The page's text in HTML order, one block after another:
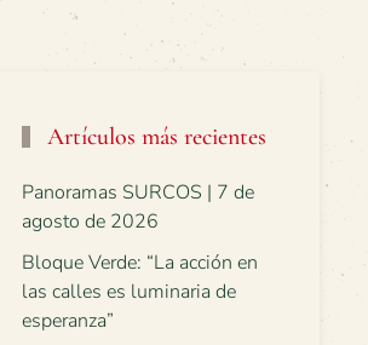
Artículos más recientes
Panoramas SURCOS | 7 de
agosto de 2026
Bloque Verde: “La acción en
las calles es luminaria de
esperanza”